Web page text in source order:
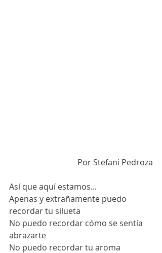
Por Stefani Pedroza
Así que aquí estamos...
Apenas y extrañamente puedo
recordar tu silueta
No puedo recordar cómo se sentía
abrazarte
No puedo recordar tu aroma